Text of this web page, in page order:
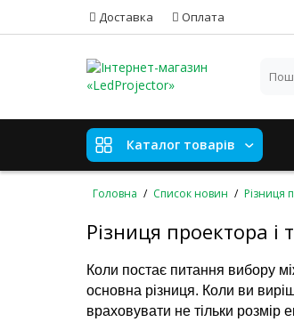
Доставка Оплата
Каталог товарів
Головна Список новин Різниця
Різниця проектора і
Коли постає питання вибору
основна різниця. Коли ви
враховувати не тільки розмір